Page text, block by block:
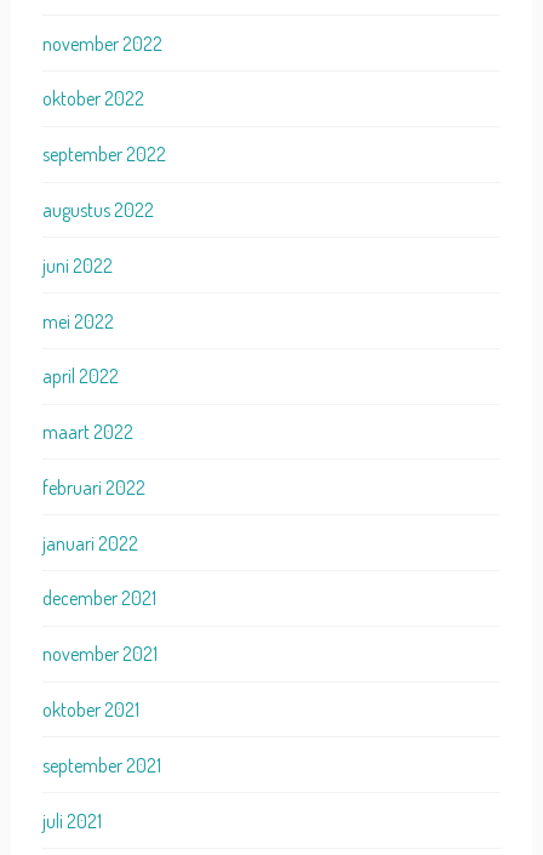
november 2022
oktober 2022
september 2022
augustus 2022
juni 2022
mei 2022
april 2022
maart 2022
februari 2022
januari 2022
december 2021
november 2021
oktober 2021
september 2021
juli 2021